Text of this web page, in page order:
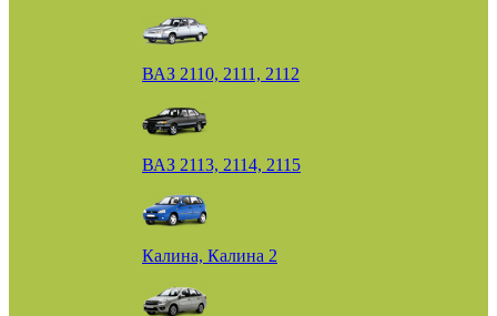
ВАЗ 2110, 2111, 2112
ВАЗ 2113, 2114, 2115
Калина, Калина 2